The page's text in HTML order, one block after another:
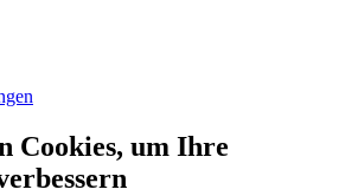
Cookies, um Ihre